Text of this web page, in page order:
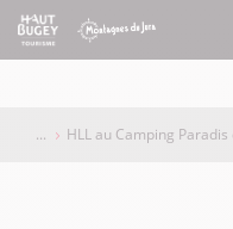
HLL au Camping